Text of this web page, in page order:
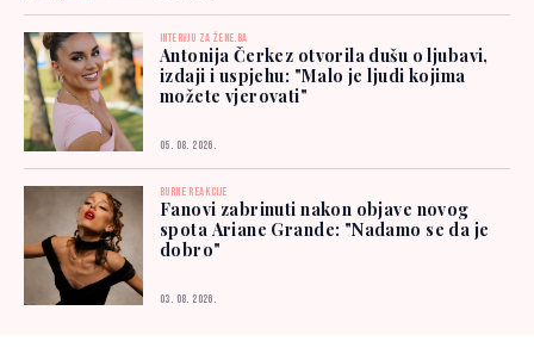
INTERVJU ZA ŽENE.BA
Antonija Čerkez otvorila dušu o ljubavi,
izdaji i uspjehu: "Malo je ljudi kojima
možete vjerovati"
05. 08. 2026.
BURNE REAKCIJE
Fanovi zabrinuti nakon objave novog
spota Ariane Grande: "Nadamo se da je
dobro"
03. 08. 2026.